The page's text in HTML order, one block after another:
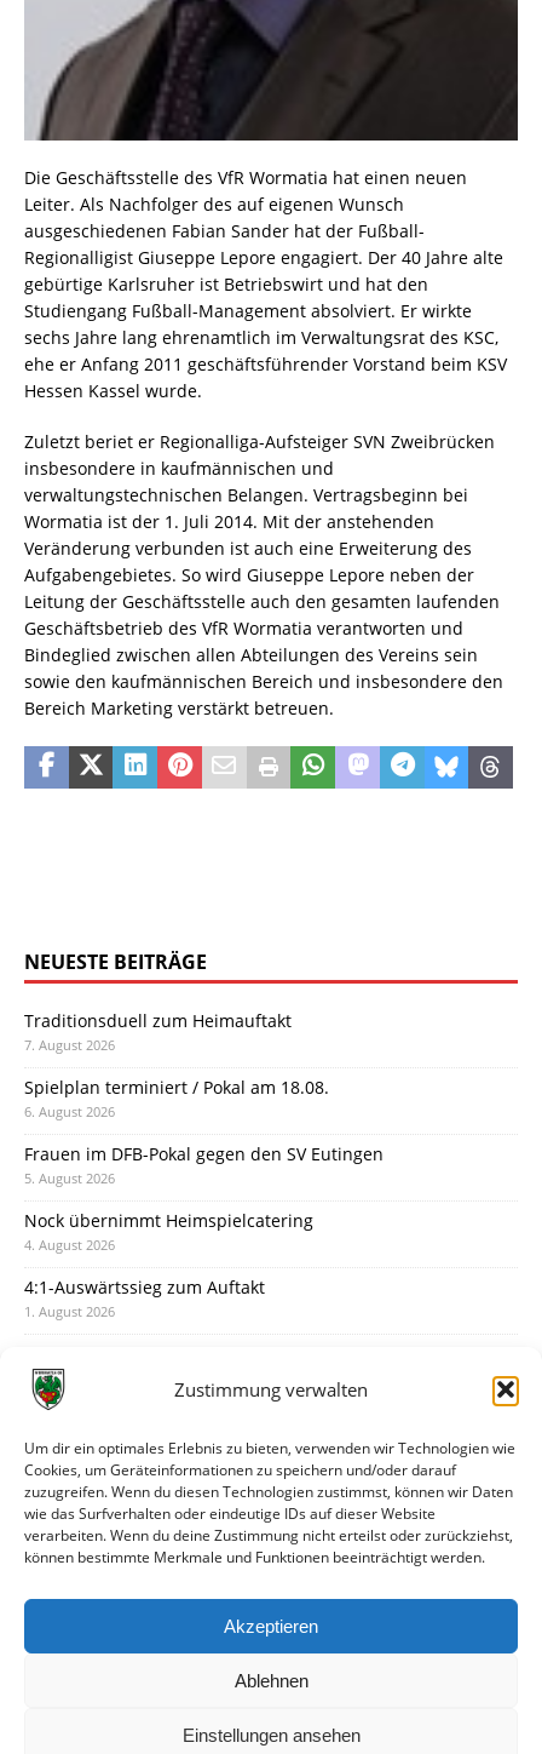
Zustimmung verwalten
Um dir ein optimales Erlebnis zu bieten, verwenden wir Technologien wie
Cookies, um Geräteinformationen zu speichern und/oder darauf
zuzugreifen. Wenn du diesen Technologien zustimmst, können wir Daten
wie das Surfverhalten oder eindeutige IDs auf dieser Website
verarbeiten. Wenn du deine Zustimmung nicht erteilst oder zurückziehst,
können bestimmte Merkmale und Funktionen beeinträchtigt werden.
Akzeptieren
Ablehnen
Einstellungen ansehen
Die Geschäftsstelle des VfR Wormatia hat einen neuen
Leiter. Als Nachfolger des auf eigenen Wunsch
ausgeschiedenen Fabian Sander hat der Fußball-
Regionalligist Giuseppe Lepore engagiert. Der 40 Jahre alte
gebürtige Karlsruher ist Betriebswirt und hat den
Studiengang Fußball-Management absolviert. Er wirkte
sechs Jahre lang ehrenamtlich im Verwaltungsrat des KSC,
ehe er Anfang 2011 geschäftsführender Vorstand beim KSV
Hessen Kassel wurde.
Zuletzt beriet er Regionalliga-Aufsteiger SVN Zweibrücken
insbesondere in kaufmännischen und
verwaltungstechnischen Belangen. Vertragsbeginn bei
Wormatia ist der 1. Juli 2014. Mit der anstehenden
Veränderung verbunden ist auch eine Erweiterung des
Aufgabengebietes. So wird Giuseppe Lepore neben der
Leitung der Geschäftsstelle auch den gesamten laufenden
Geschäftsbetrieb des VfR Wormatia verantworten und
Bindeglied zwischen allen Abteilungen des Vereins sein
sowie den kaufmännischen Bereich und insbesondere den
Bereich Marketing verstärkt betreuen.
NEUESTE BEITRÄGE
Traditionsduell zum Heimauftakt
7. August 2026
Spielplan terminiert / Pokal am 18.08.
6. August 2026
Frauen im DFB-Pokal gegen den SV Eutingen
5. August 2026
Nock übernimmt Heimspielcatering
4. August 2026
4:1-Auswärtssieg zum Auftakt
1. August 2026
31. Juli 2026
30. Juli 2026
Deine Spielminute: 89+1
28. Juli 2026
Neuer Rückensponsor
Neue Podcast-Folge: So tickt Björn!
27. Juli 2026